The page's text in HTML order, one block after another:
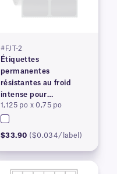
#FJT-2
Étiquettes
permanentes
résistantes au froid
intense pour
imprimantes à transfert
thermique
1,125 po x 0,75 po
$33.90 ($0.034/label)